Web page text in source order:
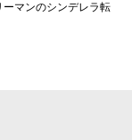
マンのシンデレラ転